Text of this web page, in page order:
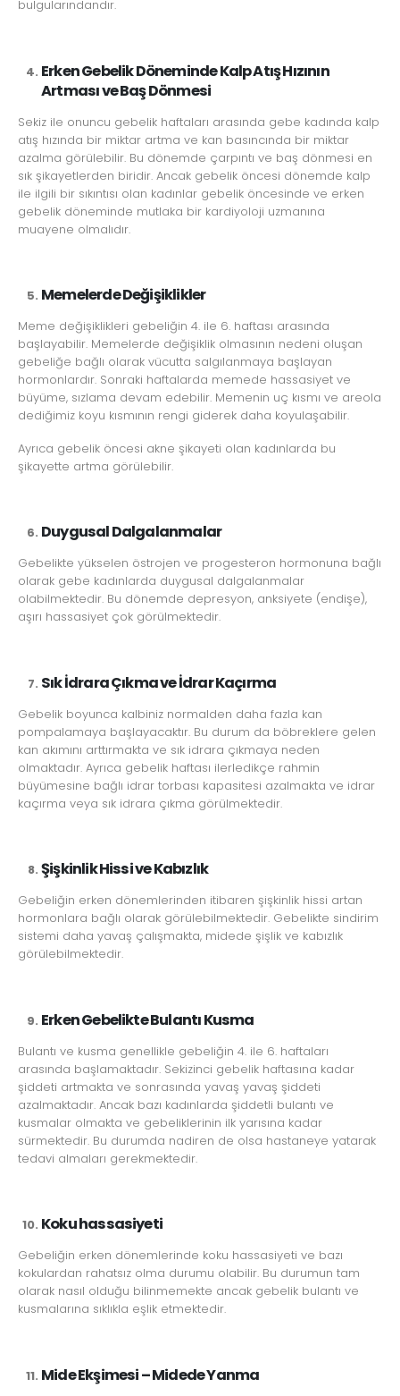
bulgularındandır.
Erken Gebelik Döneminde Kalp Atış Hızının
Artması ve Baş Dönmesi
Sekiz ile onuncu gebelik haftaları arasında gebe kadında kalp
atış hızında bir miktar artma ve kan basıncında bir miktar
azalma görülebilir. Bu dönemde çarpıntı ve baş dönmesi en
sık şikayetlerden biridir. Ancak gebelik öncesi dönemde kalp
ile ilgili bir sıkıntısı olan kadınlar gebelik öncesinde ve erken
gebelik döneminde mutlaka bir kardiyoloji uzmanına
muayene olmalıdır.
Memelerde Değişiklikler
Meme değişiklikleri gebeliğin 4. ile 6. haftası arasında
başlayabilir. Memelerde değişiklik olmasının nedeni oluşan
gebeliğe bağlı olarak vücutta salgılanmaya başlayan
hormonlardır. Sonraki haftalarda memede hassasiyet ve
büyüme, sızlama devam edebilir. Memenin uç kısmı ve areola
dediğimiz koyu kısmının rengi giderek daha koyulaşabilir.
Ayrıca gebelik öncesi akne şikayeti olan kadınlarda bu
şikayette artma görülebilir.
Duygusal Dalgalanmalar
Gebelikte yükselen östrojen ve progesteron hormonuna bağlı
olarak gebe kadınlarda duygusal dalgalanmalar
olabilmektedir. Bu dönemde depresyon, anksiyete (endişe),
aşırı hassasiyet çok görülmektedir.
Sık İdrara Çıkma ve İdrar Kaçırma
Gebelik boyunca kalbiniz normalden daha fazla kan
pompalamaya başlayacaktır. Bu durum da böbreklere gelen
kan akımını arttırmakta ve sık idrara çıkmaya neden
olmaktadır. Ayrıca gebelik haftası ilerledikçe rahmin
büyümesine bağlı idrar torbası kapasitesi azalmakta ve idrar
kaçırma veya sık idrara çıkma görülmektedir.
Şişkinlik Hissi ve Kabızlık
Gebeliğin erken dönemlerinden itibaren şişkinlik hissi artan
hormonlara bağlı olarak görülebilmektedir. Gebelikte sindirim
sistemi daha yavaş çalışmakta, midede şişlik ve kabızlık
görülebilmektedir.
Erken Gebelikte Bulantı Kusma
Bulantı ve kusma genellikle gebeliğin 4. ile 6. haftaları
arasında başlamaktadır. Sekizinci gebelik haftasına kadar
şiddeti artmakta ve sonrasında yavaş yavaş şiddeti
azalmaktadır. Ancak bazı kadınlarda şiddetli bulantı ve
kusmalar olmakta ve gebeliklerinin ilk yarısına kadar
sürmektedir. Bu durumda nadiren de olsa hastaneye yatarak
tedavi almaları gerekmektedir.
Koku hassasiyeti
Gebeliğin erken dönemlerinde koku hassasiyeti ve bazı
kokulardan rahatsız olma durumu olabilir. Bu durumun tam
olarak nasıl olduğu bilinmemekte ancak gebelik bulantı ve
kusmalarına sıklıkla eşlik etmektedir.
Mide Ekşimesi – Midede Yanma